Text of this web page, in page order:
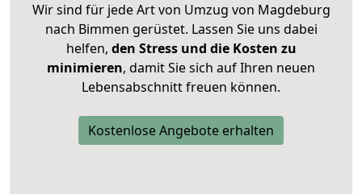
Wir sind für jede Art von Umzug von Magdeburg
nach Bimmen gerüstet. Lassen Sie uns dabei
helfen, den Stress und die Kosten zu
minimieren, damit Sie sich auf Ihren neuen
Lebensabschnitt freuen können.
Kostenlose Angebote erhalten